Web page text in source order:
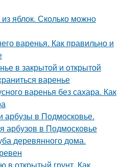
яблок. Сколько можно
варенья. Как правильно и
в закрытой и открытой
варенье
варенья без сахара. Как
арбузы в Подмосковье.
арбузов в Подмосковье
деревянного дома.